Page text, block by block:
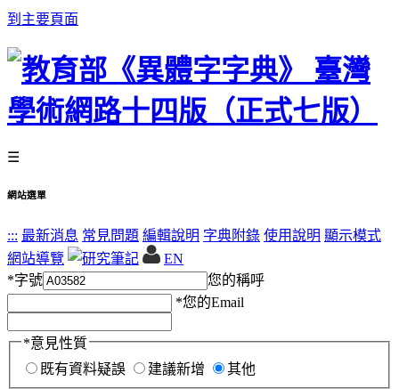
到主要頁面
☰
網站選單
::: 最新消息 常見問題 編輯說明 字典附錄 使用說明 顯示模式
網站導覽
EN
*字號
您的稱呼
*您的Email
*意見性質
既有資料疑誤
建議新增 其他